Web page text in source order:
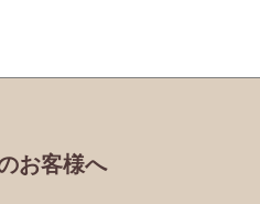
お客様へ